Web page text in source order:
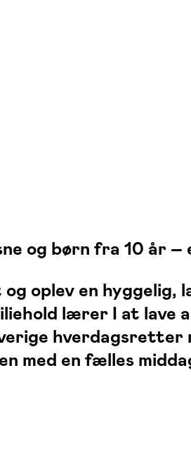
og børn fra 10 år
oplev en
lærer I at lave
hverdagsretter
med en fælles